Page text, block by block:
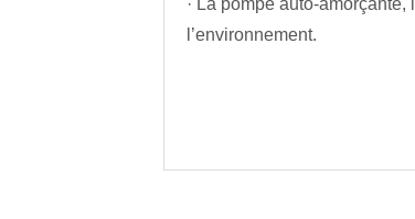
· La pompe auto-
l’environnement.